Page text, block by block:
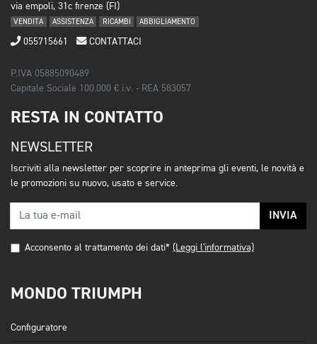
via empoli, 31c firenze (FI)
VENDITA ASSISTENZA RICAMBI ABBIGLIAMENTO
055715661 CONTATTACI
P.IVA 05885090489
Capitale Sociale 100.000 € i.v. - REA 583057
RESTA IN CONTATTO
NEWSLETTER
Iscriviti alla newsletter per scoprire in anteprima gli eventi, le novità e
le promozioni su nuovo, usato e service.
INVIA
Acconsento al trattamento dei dati* (Leggi l'informativa)
MONDO TRIUMPH
Configuratore